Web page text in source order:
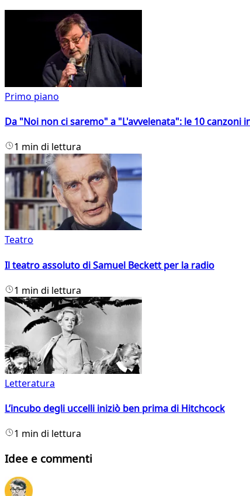
Primo piano
Da "Noi non ci saremo" a "L'avvelenata": le 10 canzoni
1 min di lettura
Teatro
Il teatro assoluto di Samuel Beckett per la radio
1 min di lettura
Letteratura
L’incubo degli uccelli iniziò ben prima di Hitchcock
1 min di lettura
Idee e commenti